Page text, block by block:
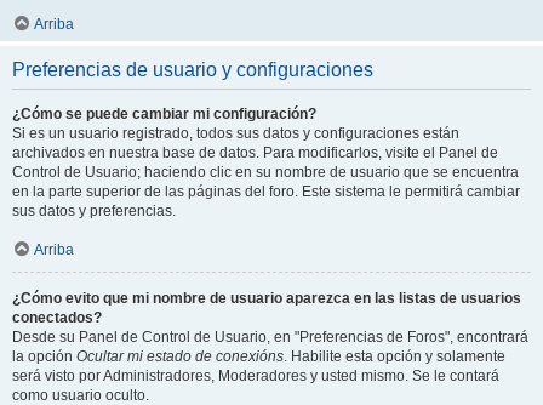
Arriba
Preferencias de usuario y configuraciones
¿Cómo se puede cambiar mi configuración?
Si es un usuario registrado, todos sus datos y configuraciones están
archivados en nuestra base de datos. Para modificarlos, visite el Panel de
Control de Usuario; haciendo clic en su nombre de usuario que se encuentra
en la parte superior de las páginas del foro. Este sistema le permitirá cambiar
sus datos y preferencias.
Arriba
¿Cómo evito que mi nombre de usuario aparezca en las listas de usuarios
conectados?
Desde su Panel de Control de Usuario, en "Preferencias de Foros", encontrará
la opción Ocultar mi estado de conexións. Habilite esta opción y solamente
será visto por Administradores, Moderadores y usted mismo. Se le contará
como usuario oculto.